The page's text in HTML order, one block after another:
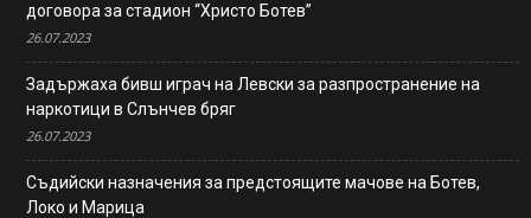
договора за стадион “Христо Ботев”
26.07.2023
Задържаха бивш играч на Левски за разпространение на
наркотици в Слънчев бряг
26.07.2023
Съдийски назначения за предстоящите мачове на Ботев,
Локо и Марица